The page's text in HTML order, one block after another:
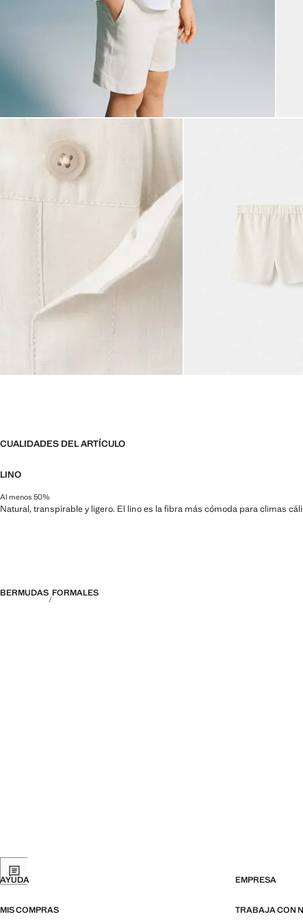
CUALIDADES DEL ARTÍCULO
LINO
Al menos 50%
Natural, transpirable y ligero. El lino es la fibra más cómoda para climas
BERMUDAS FORMALES
AYUDA EMPRESA
MIS COMPRAS TRABAJA CON